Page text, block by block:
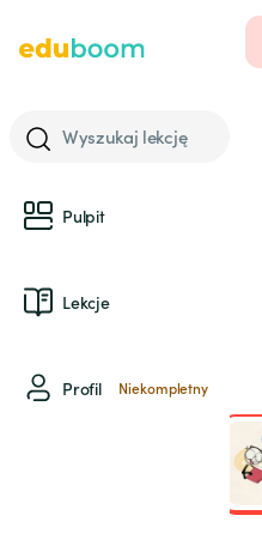
Wyszukaj lekcję
Pulpit
Lekcje
Profil Niekompletny